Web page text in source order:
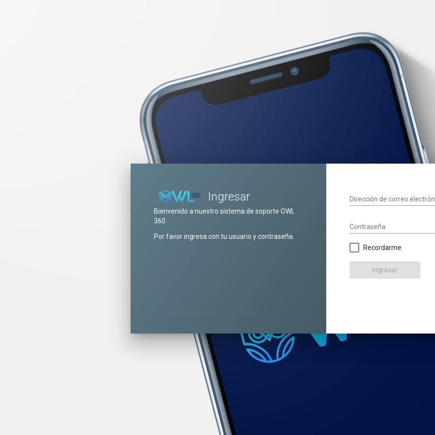
Ingresar
Bienvenido a nuestro sistema de soporte OWL
360
Por favor ingresa con tu usuario y contraseña.
Dirección de correo
Contraseña
Recordarme
Ingresar